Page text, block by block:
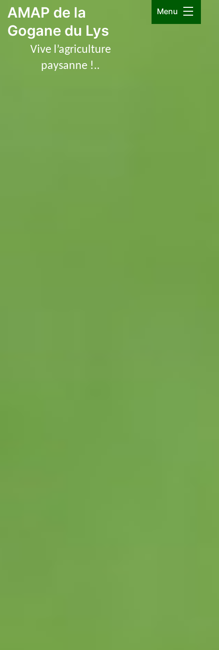
Aller
au
contenu
AMAP de la
Gogane du Lys
Vive l’agriculture
paysanne !..
Menu